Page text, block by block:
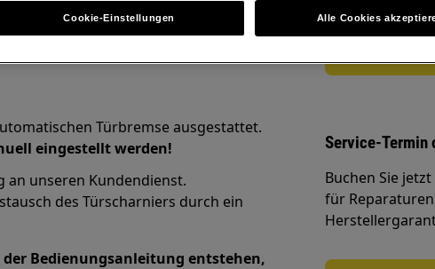
Türbremse ausgestattet.
eingestellt werden!
an unseren Kundendienst.
des Türscharniers durch ein
Bedienungsanleitung entstehen,
Service-Termin
Buchen Sie
für
Cookie-Einstellungen Alle Cookies